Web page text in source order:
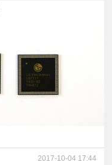
2017-10-04 17:44